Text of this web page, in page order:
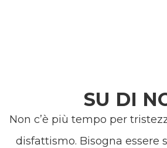
SU DI
Non c’è più tempo per
disfattismo. Bisogna essere